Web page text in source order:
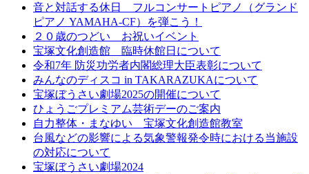
音と対話する休日 フルコンサートピアノ（グランド
ピアノ YAMAHA-CF）を弾こう！
２０歳のつどい お祝いイベント
宝塚文化創造館 臨時休館日について
令和7年 防災功労者内閣総理大臣表彰について
みんなのディスコ in TAKARAZUKAについて
宝塚ぼうさい劇場2025の開催について
ひょうごプレミアム芸術デーのご案内
自力整体・まなゆい 宝塚文化創造館教室
台風などの影響による気象警報発令時における当施設
の対応について
宝塚ぼうさい劇場2024